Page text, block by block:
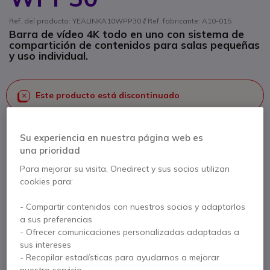
Ref. del producto: YEALINKA10WPP30 // Ref. fabricante: A10-015
Barra de vídeo 4K todo en uno con sistema de
compartición de contenidos para salas pequeñas
y uso individual.
Este producto está discontinuado
de productos similares
Ver productos similares
Contacte a nuestros expertos -Linea gratuita
900 80 26 26
F.A.Q Live Chat
Su experiencia en nuestra página web es
una prioridad
Para mejorar su visita, Onedirect y sus socios utilizan
cookies para:
- Compartir contenidos con nuestros socios y adaptarlos
a sus preferencias
- Ofrecer comunicaciones personalizadas adaptadas a
sus intereses
- Recopilar estadísticas para ayudarnos a mejorar